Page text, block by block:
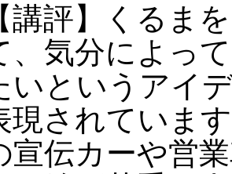
講評】くるま
、気分によっ
いというアイ
現されていま
宣伝カーや営